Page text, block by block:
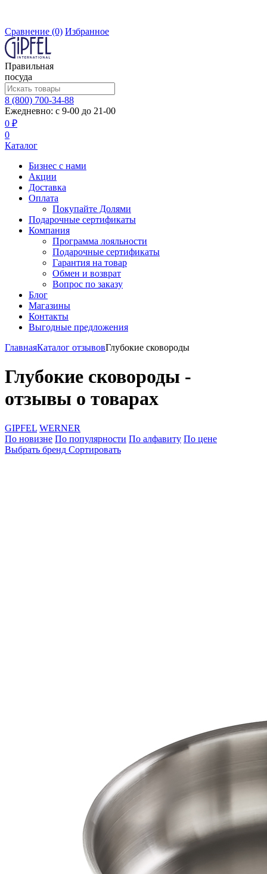
Сравнение (0) Избранное
Правильная
посуда
8 (800) 700-34-88
Ежедневно: с 9-00 до 21-00
0 ₽
0
Каталог
Бизнес с нами
Акции
Доставка
Оплата
Покупайте Долями
Подарочные сертификаты
Компания
Программа лояльности
Подарочные сертификаты
Гарантия на товар
Обмен и возврат
Вопрос по заказу
Блог
Магазины
Контакты
Выгодные предложения
ГлавнаяКаталог отзывовГлубокие сковороды
Глубокие сковороды -
отзывы о товарах
GIPFEL WERNER
По новизне По популярности По алфавиту По цене
Выбрать бренд Сортировать